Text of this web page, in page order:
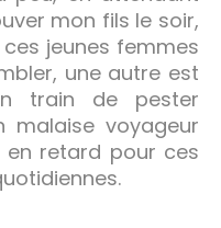
mon fils le soir,
jeunes femmes
une autre est
train de pester
malaise voyageur
retard pour ces